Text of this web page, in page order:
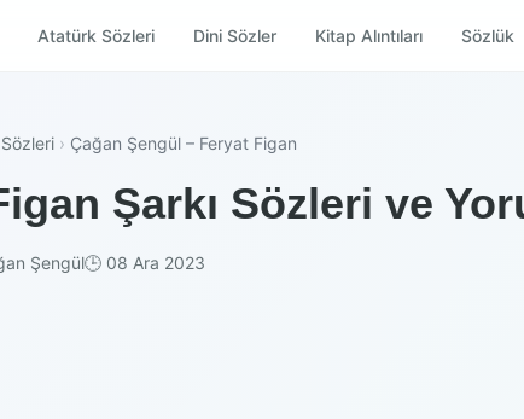
Atatürk Sözleri Dini Sözler Kitap Alıntıları Sözlük
Sözleri › Çağan Şengül – Feryat Figan
Şarkı Sözleri ve
Şengül🕒 08 Ara 2023